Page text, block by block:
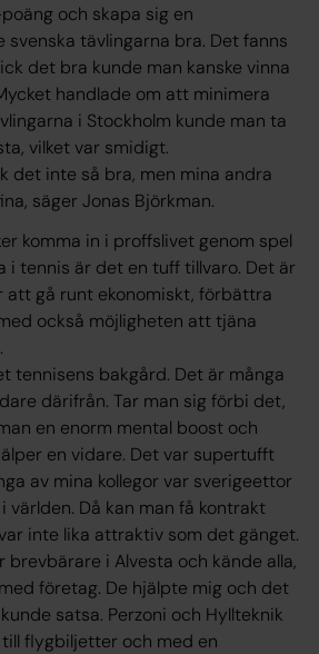
och skapa sig en
svenska tävlingarna bra. Det fanns
det bra kunde man kanske vinna
handlade om att minimera
i Stockholm kunde man ta
vilket var smidigt.
det inte så bra, men mina andra
säger Jonas Björkman.
komma in i proffslivet genom spel
i tennis är det en tuff tillvaro. Det är
att gå runt ekonomiskt, förbättra
också möjligheten att tjäna
tennisens bakgård. Det är många
därifrån. Tar man sig förbi det,
en enorm mental boost och
en vidare. Det var supertufft
av mina kollegor var sverigeettor
världen. Då kan man få kontrakt
inte lika attraktiv som det gänget.
brevbärare i Alvesta och kände alla,
företag. De hjälpte mig och det
satsa. Perzoni och Hyllteknik
flygbiljetter och med en